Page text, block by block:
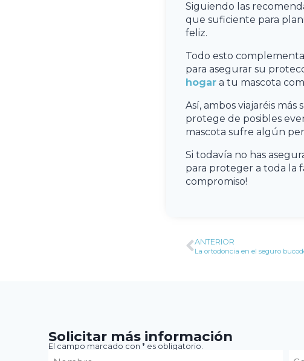
Siguiendo las
que suficiente para
feliz.
Todo esto
para asegurar su
hogara tu mascota
Así, ambos viajaréis
protege de posibles
mascota sufre algún
Si todavía no has
para proteger a toda la
compromiso!
ANTERIOR
La ortodoncia en el seguro
Solicitar más información
El campo marcado con * es obligatorio.